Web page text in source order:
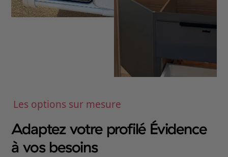
Les options sur mesure
Adaptez votre profilé Évidence
à vos besoins